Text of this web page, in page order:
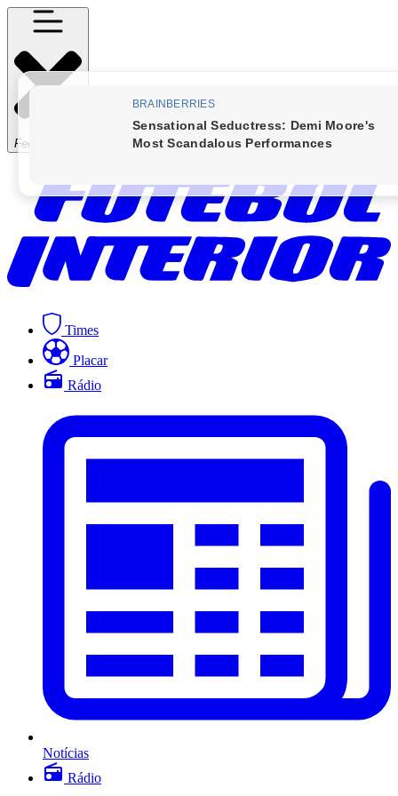
Fechar Menu
Times
Placar
Rádio
Notícias
Rádio